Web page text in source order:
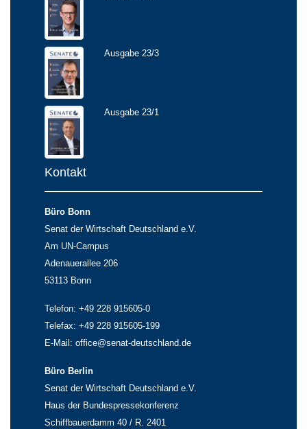
Ausgabe 23/3
Ausgabe 23/1
Kontakt
Büro Bonn
Senat der Wirtschaft Deutschland e.V.
Am UN-Campus
Adenauerallee 206
53113 Bonn
Telefon: +49 228 915605-0
Telefax: +49 228 915605-199
E-Mail: office@senat-deutschland.de
Büro Berlin
Senat der Wirtschaft Deutschland e.V.
Haus der Bundespressekonferenz
Schiffbauerdamm 40 / R. 2401